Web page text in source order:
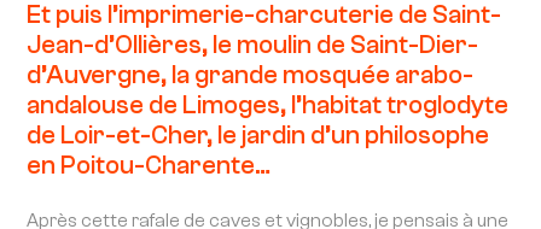
Et puis l’imprimerie-charcuterie de Saint-
Jean-d’Ollières, le moulin de Saint-Dier-
d’Auvergne, la grande mosquée arabo-
andalouse de Limoges, l’habitat troglodyte
de Loir-et-Cher, le jardin d’un philosophe
en Poitou-Charente…
Après cette rafale de caves et vignobles, je pensais à une